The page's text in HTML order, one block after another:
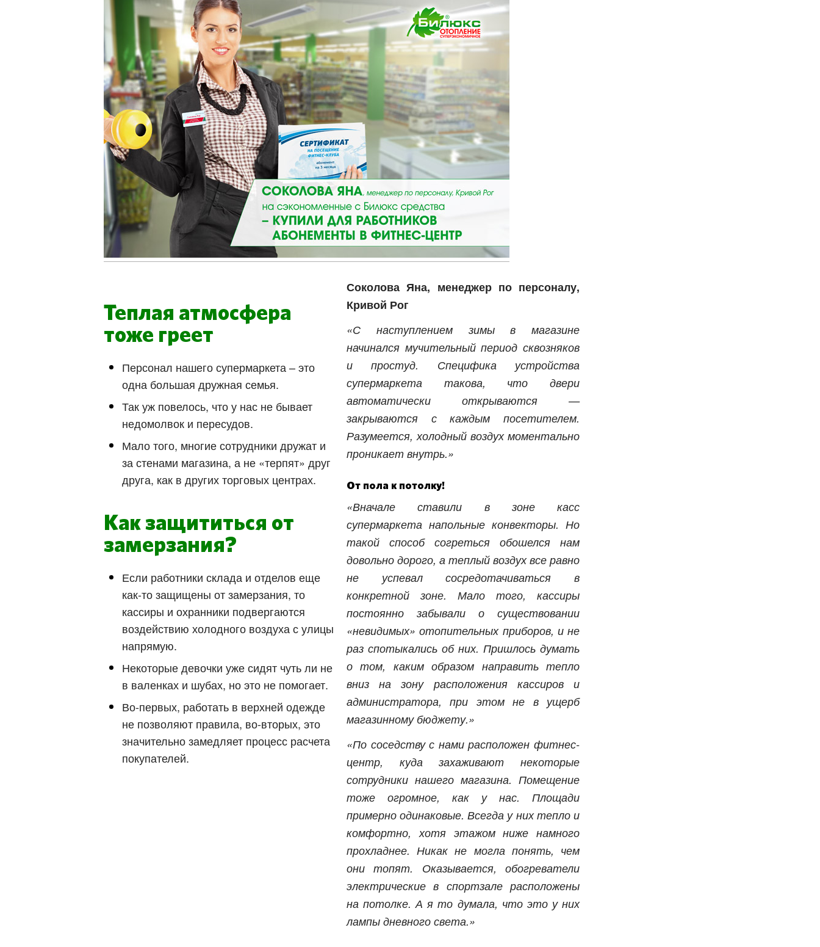
Теплая атмосфера
тоже греет
Персонал нашего супермаркета – это
одна большая дружная семья.
Так уж повелось, что у нас не бывает
недомолвок и пересудов.
Мало того, многие сотрудники дружат и
за стенами магазина, а не «терпят» друг
друга, как в других торговых центрах.
Как защититься от
замерзания?
Если работники склада и отделов еще
как-то защищены от замерзания, то
кассиры и охранники подвергаются
воздействию холодного воздуха с улицы
напрямую.
Некоторые девочки уже сидят чуть ли не
в валенках и шубах, но это не помогает.
Во-первых, работать в верхней одежде
не позволяют правила, во-вторых, это
значительно замедляет процесс расчета
покупателей.
Соколова Яна, менеджер по персоналу,
Кривой Рог
«С наступлением зимы в магазине
начинался мучительный период сквозняков
и простуд. Специфика устройства
супермаркета такова, что двери
автоматически открываются —
закрываются с каждым посетителем.
Разумеется, холодный воздух моментально
проникает внутрь.»
От пола к потолку!
«Вначале ставили в зоне касс
супермаркета напольные конвекторы. Но
такой способ согреться обошелся нам
довольно дорого, а теплый воздух все равно
не успевал сосредотачиваться в
конкретной зоне. Мало того, кассиры
постоянно забывали о существовании
«невидимых» отопительных приборов, и не
раз спотыкались об них. Пришлось думать
о том, каким образом направить тепло
вниз на зону расположения кассиров и
администратора, при этом не в ущерб
магазинному бюджету.»
«По соседству с нами расположен фитнес-
центр, куда захаживают некоторые
сотрудники нашего магазина. Помещение
тоже огромное, как у нас. Площади
примерно одинаковые. Всегда у них тепло и
комфортно, хотя этажом ниже намного
прохладнее. Никак не могла понять, чем
они топят. Оказывается, обогреватели
электрические в спортзале расположены
на потолке. А я то думала, что это у них
лампы дневного света.»
Бесплатно.